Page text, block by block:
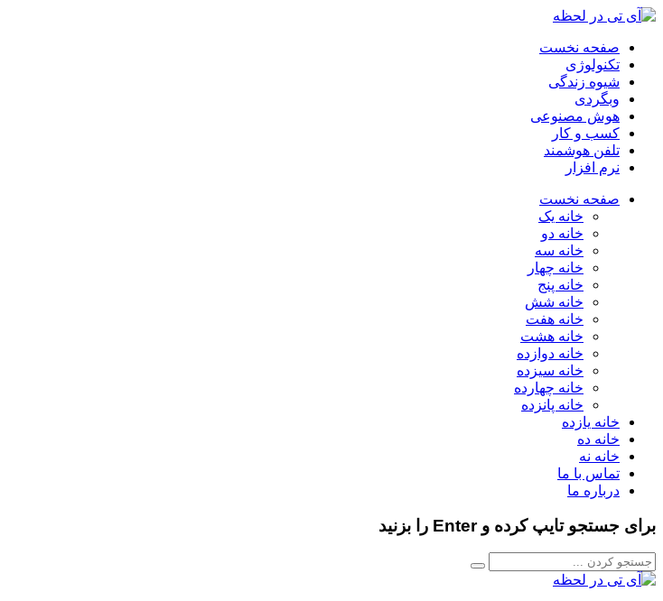
صفحه نخست
تکنولوژی
شیوه زندگی
وبگردی
هوش مصنوعی
کسب و کار
تلفن هوشمند
نرم افزار
صفحه نخست
خانه یک
خانه دو
خانه سه
خانه چهار
خانه پنج
خانه شش
خانه هفت
خانه هشت
خانه دوازده
خانه سیزده
خانه چهارده
خانه پانزده
خانه یازده
خانه ده
خانه نه
تماس با ما
درباره ما
برای جستجو تایپ کرده و Enter را بزنید